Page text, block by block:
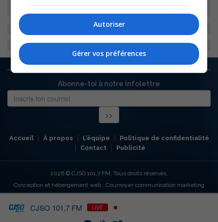
Abonne-toi à notre infolettre
Accueil À propos L’équipe
Politique de confidentialité
Contact
Publicité
2026 © CJSO 101,7 FM. Tous droits réservés.
Conception et hébergement web : Cournoyer communication marketing
CJSO 101,7 FM LIVE
Autoriser
Gérer vos préférences